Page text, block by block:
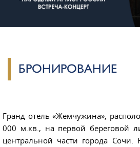
БРОНИРОВАНИЕ
Гранд отель «Жемчужина»,
000 м.кв., на первой береговой
центральной части города